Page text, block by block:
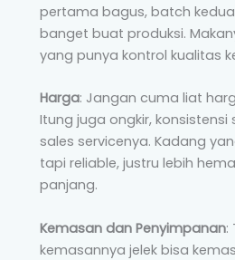
pertama bagus, batch kedua
banget buat produksi.
yang punya kontrol kualitas
Harga: Jangan cuma liat
Itung juga ongkir,
sales servicenya. Kadang
tapi reliable, justru lebih
panjang.
Kemasan dan Penyimpanan:
kemasannya jelek bisa